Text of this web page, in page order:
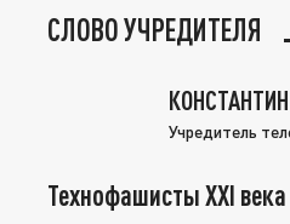
СЛОВО УЧРЕДИТЕЛЯ
Учредитель
Технофашисты XXI века